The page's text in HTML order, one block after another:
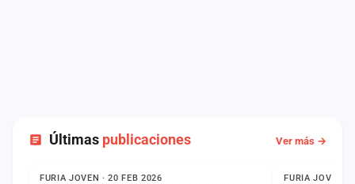
Últimas publicaciones Ver más →
ESTADO
FURIA JOVEN · 20 FEB 2026
NOTICIA
FURIA JOVEN ·